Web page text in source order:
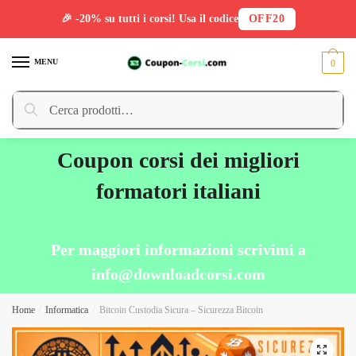
MENU
Cerca:
Cerca
0
Coupon corsi dei migliori
formatori italiani
Per maggiori informazioni scrivimi a
info@downloadcorsi.com
Home Informatica Bitcoin Custodia Sicura – Sicurezza Bitcoin
🔍
🎉 -20% su tutti i corsi! Usa il codice OFF20